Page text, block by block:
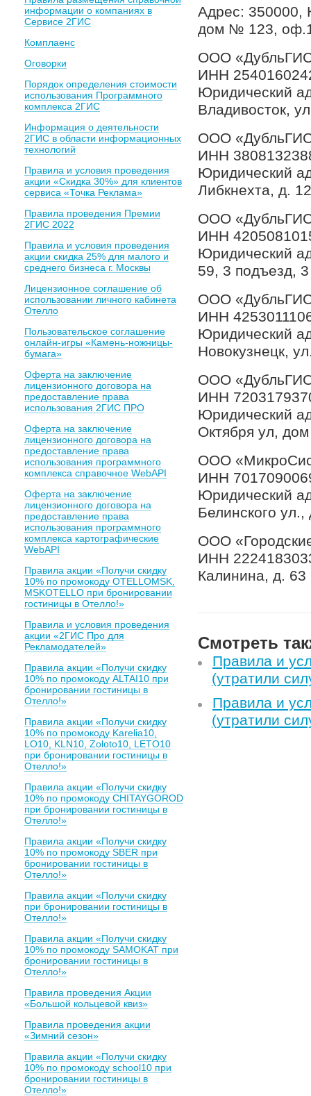
информации о компаниях в
Сервисе 2ГИС
Комплаенс
Оговорки
Порядок определения стоимости
использования Программного
комплекса 2ГИС
Информация о деятельности
2ГИС в области информационных
технологий
Правила и условия проведения
акции «Скидка 30%» для клиентов
сервиса «Точка Реклама»
Правила проведения Премии
2ГИС 2022
Правила и условия проведения
акции скидка 25% для малого и
среднего бизнеса г. Москвы
Лицензионное соглашение об
использовании личного кабинета
Отелло
Пользовательское соглашение
онлайн-игры «Камень-ножницы-
бумага»
Оферта на заключение
лицензионного договора на
предоставление права
использования 2ГИС ПРО
Оферта на заключение
лицензионного договора на
предоставление права
использования программного
комплекса справочное WebAPI
Оферта на заключение
лицензионного договора на
предоставление права
использования программного
комплекса картографические
WebAPI
Правила акции «Получи скидку
10% по промокоду OTELLOMSK,
MSKOTELLO при бронировании
гостиницы в Отелло!»
Правила и условия проведения
акции «2ГИС Про для
Рекламодателей»
Правила акции «Получи скидку
10% по промокоду ALTAI10 при
бронировании гостиницы в
Отелло!»
Правила акции «Получи скидку
10% по промокоду Karelia10,
LO10, KLN10, Zoloto10, LETO10
при бронировании гостиницы в
Отелло!»
Правила акции «Получи скидку
10% по промокоду CHITAYGOROD
при бронировании гостиницы в
Отелло!»
Правила акции «Получи скидку
10% по промокоду SBER при
бронировании гостиницы в
Отелло!»
Правила акции «Получи скидку
при бронировании гостиницы в
Отелло!»
Правила акции «Получи скидку
10% по промокоду SAMOKAT при
бронировании гостиницы в
Отелло!»
Правила проведения Акции
«Большой кольцевой квиз»
Правила проведения акции
«Зимний сезон»
Правила акции «Получи скидку
10% по промокоду school10 при
бронировании гостиницы в
Отелло!»
Адрес: 350000,
дом № 123,
ООО
ИНН
Юридический
Владивосток,
ООО
ИНН
Юридический
Либкнехта, д.
ООО
ИНН
Юридический
59, 3 подъезд,
ООО
ИНН
Юридический
Новокузнецк,
ООО
ИНН
Юридический
Октября ул,
ООО
ИНН
Юридический
Белинского
ООО
ИНН
Калинина, д. 63
Смотреть
Правила и
(утратили
Правила и
(утратили